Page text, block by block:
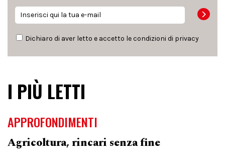
Dichiaro di aver letto e accetto le condizioni di privacy
I PIÙ LETTI
APPROFONDIMENTI
Agricoltura, rincari senza fine